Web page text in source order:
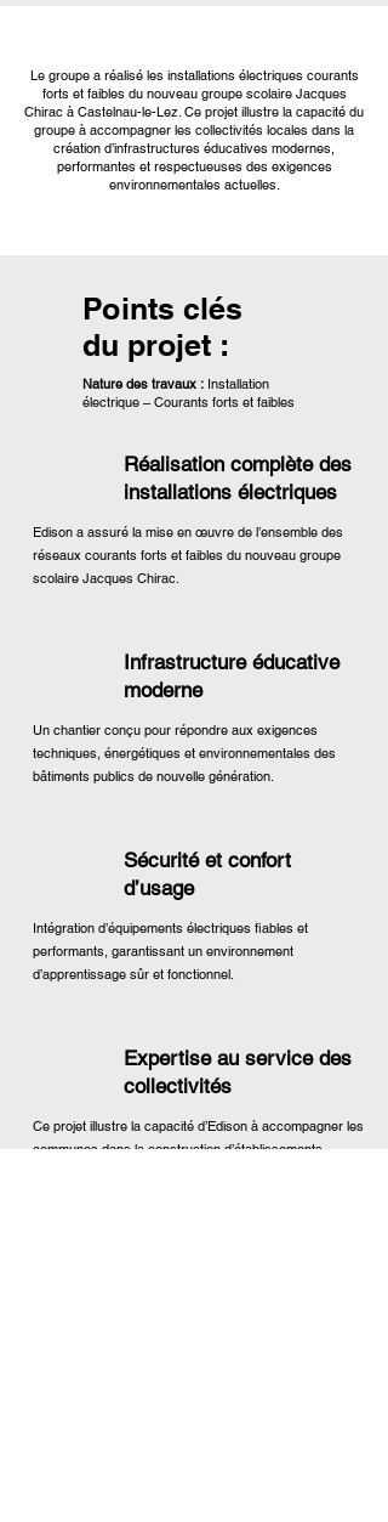
Le groupe a réalisé les installations électriques courants
forts et faibles du nouveau groupe scolaire Jacques
Chirac à Castelnau-le-Lez. Ce projet illustre la capacité du
groupe à accompagner les collectivités locales dans la
création d’infrastructures éducatives modernes,
performantes et respectueuses des exigences
environnementales actuelles.
Points clés
du projet :
Nature des travaux : Installation
électrique – Courants forts et faibles
Réalisation complète des
installations électriques
Edison a assuré la mise en œuvre de l’ensemble des
réseaux courants forts et faibles du nouveau groupe
scolaire Jacques Chirac.
Infrastructure éducative
moderne
Un chantier conçu pour répondre aux exigences
techniques, énergétiques et environnementales des
bâtiments publics de nouvelle génération.
Sécurité et confort
d’usage
Intégration d’équipements électriques fiables et
performants, garantissant un environnement
d’apprentissage sûr et fonctionnel.
Expertise au service des
collectivités
Ce projet illustre la capacité d’Edison à accompagner les
communes dans la construction d’établissements